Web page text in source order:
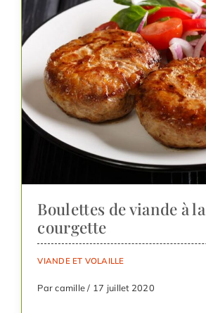
Boulettes de viande à la
courgette
VIANDE ET VOLAILLE
Par camille / 17 juillet 2020